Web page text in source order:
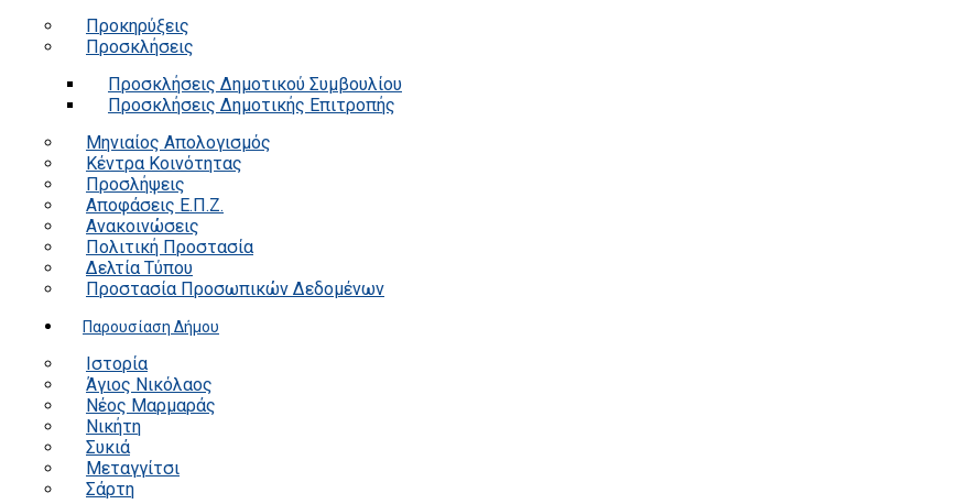
Προκηρύξεις
Προσκλήσεις
Προσκλήσεις Δημοτικού Συμβουλίου
Προσκλήσεις Δημοτικής Επιτροπής
Μηνιαίος Απολογισμός
Κέντρα Κοινότητας
Προσλήψεις
Αποφάσεις Ε.Π.Ζ.
Ανακοινώσεις
Πολιτική Προστασία
Δελτία Τύπου
Προστασία Προσωπικών Δεδομένων
Παρουσίαση Δήμου
Ιστορία
Άγιος Νικόλαος
Νέος Μαρμαράς
Νικήτη
Συκιά
Μεταγγίτσι
Σάρτη